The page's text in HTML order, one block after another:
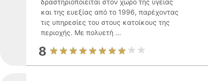
δραστηριοποιείται στον χώρο της υγείας
και της ευεξίας από το 1996, παρέχοντας
τις υπηρεσίες του στους κατοίκους της
περιοχής. Με πολυετή ...
8